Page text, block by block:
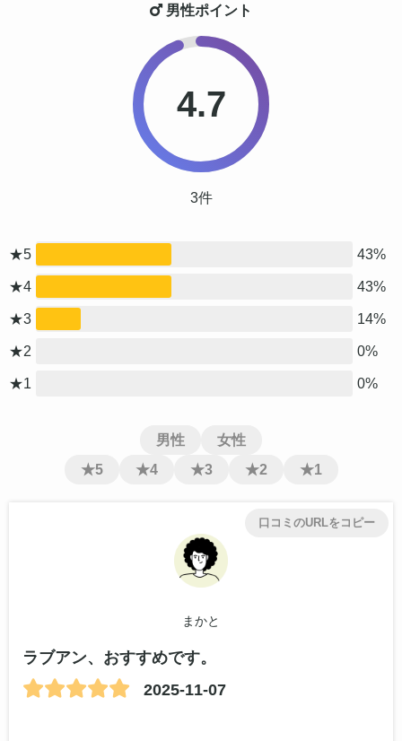
男性ポイント
4.7
3件
★5
43%
★4
43%
★3
14%
★2
0%
★1
0%
男性
女性
★5
★4 ★3 ★2 ★1
まかと
ラブアン、おすすめです。
2025-11-07
口コミのURLをコピー